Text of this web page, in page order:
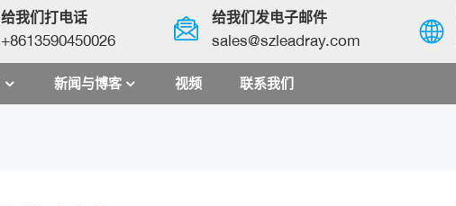
给我们打电话
+8613590450026
给我们发电子邮件
sales@szleadray.com
新闻与博客 视频 联系我们